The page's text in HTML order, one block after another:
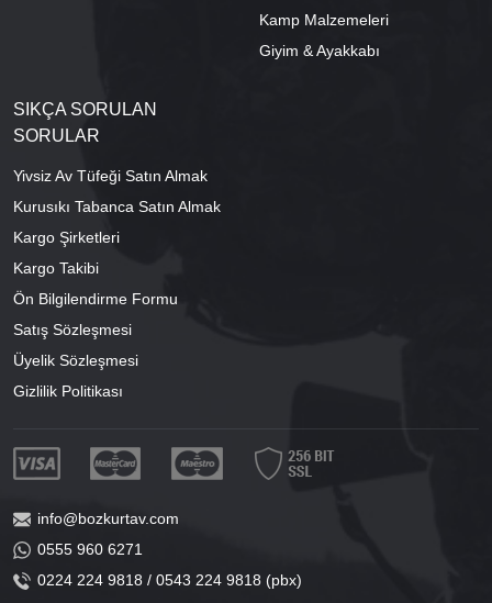
Kamp Malzemeleri
Giyim & Ayakkabı
SIKÇA SORULAN
SORULAR
Yivsiz Av Tüfeği Satın Almak
Kurusıkı Tabanca Satın Almak
Kargo Şirketleri
Kargo Takibi
Ön Bilgilendirme Formu
Satış Sözleşmesi
Üyelik Sözleşmesi
Gizlilik Politikası
info@bozkurtav.com
0555 960 6271
0224 224 9818 / 0543 224 9818 (pbx)